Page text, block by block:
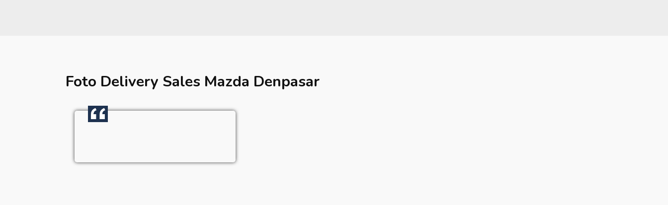
Foto Delivery Sales Mazda Denpasar